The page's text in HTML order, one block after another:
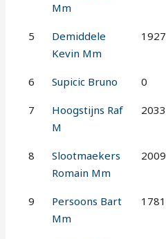
Mm
5
Demiddele
Kevin Mm
1927
6 Supicic Bruno 0
7
Hoogstijns Raf
M
2033
8
Slootmaekers
Romain Mm
2009
9
Persoons Bart
Mm
1781